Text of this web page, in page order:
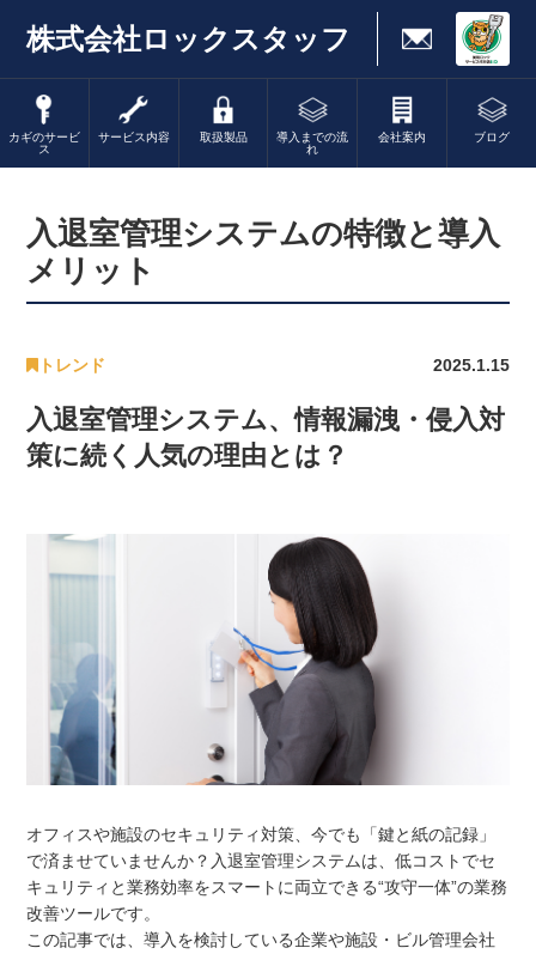
株式会社ロックスタッフ
カギのサービ
ス
サービス内容 取扱製品
導入までの流
れ
会社案内 ブログ
入退室管理システムの特徴と導入
メリット
トレンド 2025.1.15
入退室管理システム、情報漏洩・侵入対
策に続く人気の理由とは？
オフィスや施設のセキュリティ対策、今でも「鍵と紙の記録」
で済ませていませんか？入退室管理システムは、低コストでセ
キュリティと業務効率をスマートに両立できる“攻守一体”の業務
改善ツールです。
この記事では、導入を検討している企業や施設・ビル管理会社